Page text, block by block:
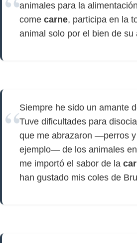
animales para la
come carne, participa en la
animal solo por el bien de su
Siempre he sido un amante
Tuve dificultades para
que me abrazaron —perros
ejemplo— de los animales
me importó el sabor de la
han gustado mis coles de